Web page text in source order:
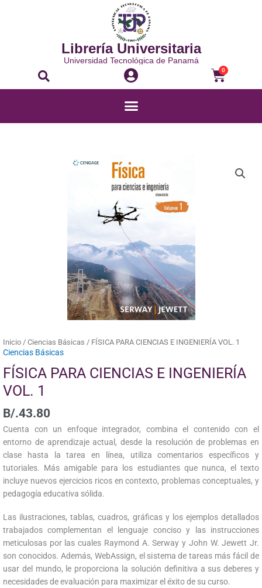
Librería Universitaria
Universidad Tecnológica de Panamá
Buscar 0
Carrito
Menú
Inicio / Ciencias Básicas / FÍSICA PARA CIENCIAS E INGENIERÍA VOL. 1
Ciencias Básicas
FÍSICA PARA CIENCIAS E INGENIERÍA
VOL. 1
B/.43.80
Cuenta con un enfoque integrador, combina el contenido con el
entorno de aprendizaje actual, desde la resolución de problemas en
clase hasta la tarea en línea, utiliza comentarios específicos y
tutoriales. Más amigable para los estudiantes que nunca, el texto
incluye nuevos ejercicios ricos en contexto, problemas conceptuales, y
pedagogía educativa sólida.
Las ilustraciones, tablas, cuadros, gráficas y los ejemplos detallados
trabajados complementan el lenguaje conciso y las instrucciones
meticulosas por las cuales Raymond A. Serway y John W. Jewett Jr.
son conocidos. Además, WebAssign, el sistema de tareas más fácil de
usar del mundo, le proporciona la solución definitiva a sus deberes y
necesidades de evaluación para maximizar el éxito de su curso.